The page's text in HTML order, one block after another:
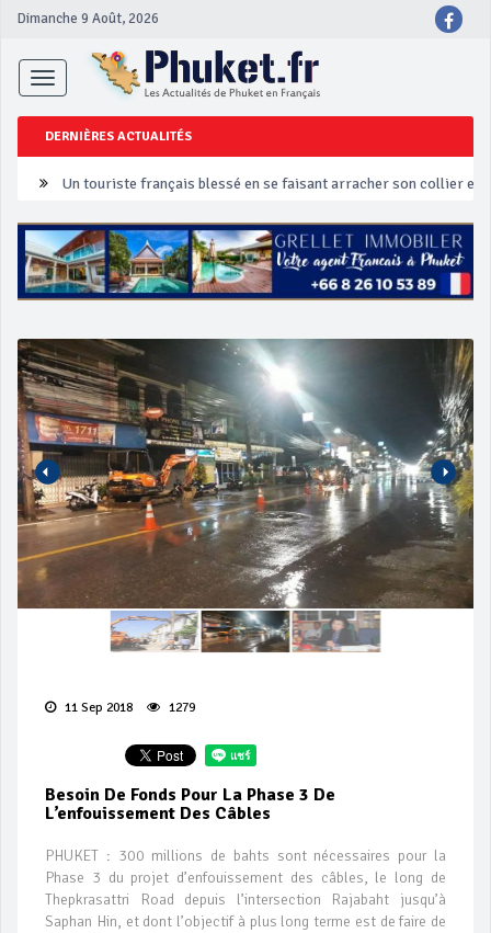
Dimanche 9 Août, 2026
Toggle
navigation
DERNIÈRES ACTUALITÉS
Un touriste français blessé en se faisant arracher son collier en
Phuket Peranakan Festival
‘Phuket Eye’ assurera la sécurité pendant Songkran
Campagne de sécurité routière ‘Seven Days of Danger’ de
11 Sep 2018 1279
Besoin De Fonds Pour La Phase 3 De
L’enfouissement Des Câbles
PHUKET : 300 millions de bahts sont nécessaires pour la
Phase 3 du projet d’enfouissement des câbles, le long de
Thepkrasattri Road depuis l’intersection Rajabaht jusqu’à
Saphan Hin, et dont l’objectif à plus long terme est de faire de